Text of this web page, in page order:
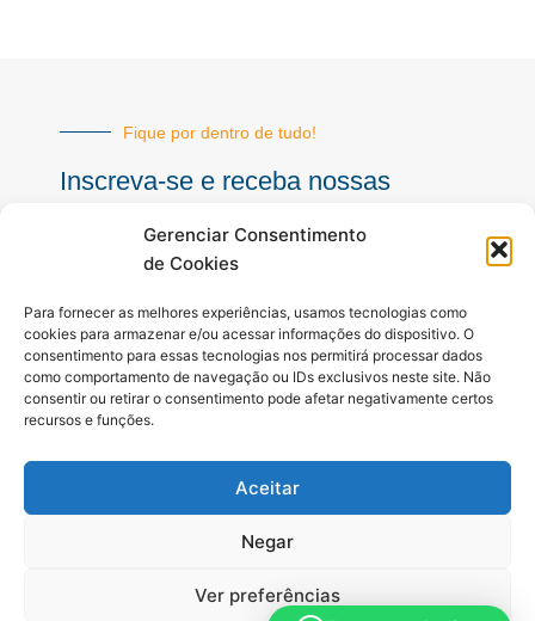
Gerenciar Consentimento
de Cookies
Para fornecer as melhores experiências, usamos tecnologias como
cookies para armazenar e/ou acessar informações do dispositivo. O
consentimento para essas tecnologias nos permitirá processar dados
como comportamento de navegação ou IDs exclusivos neste site. Não
consentir ou retirar o consentimento pode afetar negativamente certos
recursos e funções.
Aceitar
Negar
Ver preferências
Fique por dentro de tudo!
Inscreva-se e receba nossas
mail
INSCREVER
a
o
I
n
s
t
g
r
o
b